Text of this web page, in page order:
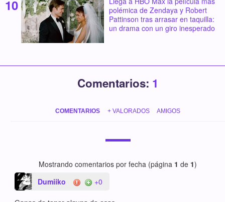
polémica de Zendaya y Robert
Pattinson tras arrasar en taquilla:
un drama con un giro inesperado
Comentarios: 1
COMENTARIOS + VALORADOS AMIGOS
Mostrando comentarios por fecha (página 1 de 1)
Dumiiko
+0